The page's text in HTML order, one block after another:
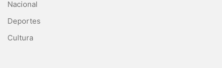
Nacional
Deportes
Cultura